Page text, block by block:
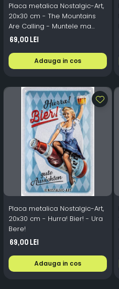
Placa metalica Nostalgic-Art,
20x30 cm - The Mountains
Are Calling - Muntele ma
cheama
69,00 Lei
Adauga in cos
Placa metalica Nostalgic-Art,
20x30 cm - Hurra! Bier! - Ura
Bere!
69,00 Lei
Adauga in cos